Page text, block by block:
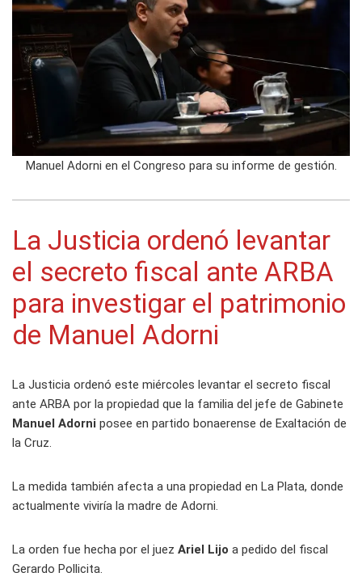
Manuel Adorni en el Congreso para su informe de gestión.
La Justicia ordenó levantar
el secreto fiscal ante ARBA
para investigar el patrimonio
de Manuel Adorni
La Justicia ordenó este miércoles levantar el secreto fiscal
ante ARBA por la propiedad que la familia del jefe de Gabinete
Manuel Adorni posee en partido bonaerense de Exaltación de
la Cruz.
La medida también afecta a una propiedad en La Plata, donde
actualmente viviría la madre de Adorni.
La orden fue hecha por el juez Ariel Lijo a pedido del fiscal
Gerardo Pollicita.